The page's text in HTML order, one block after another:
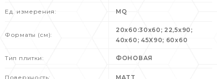
Ед. измерения: MQ
Форматы (см):
20x60:30x60; 22,5x90;
40x60; 45X90; 60x60
Тип плитки: ФОНОВАЯ
Поверхность: MATT